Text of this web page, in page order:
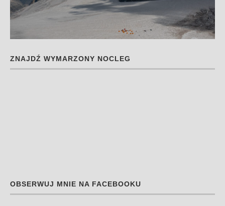
ZNAJDŹ WYMARZONY NOCLEG
OBSERWUJ MNIE NA FACEBOOKU